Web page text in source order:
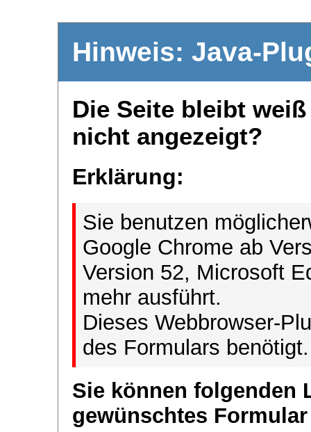
Hinweis: Java-
Die Seite bleibt
nicht angezeigt?
Erklärung:
Sie benutzen
Google Chrome ab
Version 52, Microsoft
mehr ausführt.
Dieses Webbrowser-
des Formulars benötigt.
Sie können folgenden
gewünschtes